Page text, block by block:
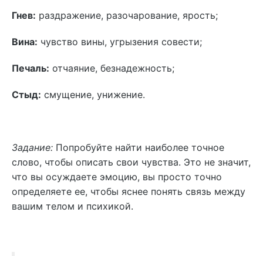
Гнев: раздражение, разочарование, ярость;
Вина: чувство вины, угрызения совести;
Печаль: отчаяние, безнадежность;
Стыд: смущение, унижение.
Задание: Попробуйте найти наиболее точное
слово, чтобы описать свои чувства. Это не значит,
что вы осуждаете эмоцию, вы просто точно
определяете ее, чтобы яснее понять связь между
вашим телом и психикой.